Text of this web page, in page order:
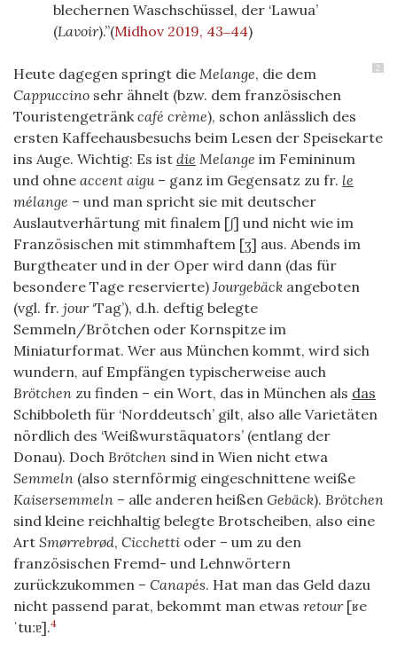
blechernen Waschschüssel, der ‘Lawua’
(Lavoir). (Midhov 2019, 43‒44)
2
Heute dagegen springt die Melange, die dem
Cappuccino sehr ähnelt (bzw. dem französischen
Touristengetränkcafé crème), schon anlässlich des
ersten Kaffeehausbesuchs beim Lesen der Speisekarte
ins Auge. Wichtig: Es ist die Melange im Femininum
und ohne accent aigu– ganz im Gegensatz zu fr. le
mélange – und man spricht sie mit deutscher
Auslautverhärtung mit finalem [ʃ] und nicht wie im
Französischen mit stimmhaftem [ʒ] aus. Abends im
Burgtheater und in der Oper wird dann (das für
besondere Tage reservierte) Jourgebäck angeboten
(vgl. fr. jour‘Tag’), d.h. deftig belegte
Semmeln/Brötchen oder Kornspitze im
Miniaturformat. Wer aus München kommt, wird sich
wundern, auf Empfängen typischerweise auch
Brötchen zu finden – ein Wort, das in München als das
Schibboleth für ‘Norddeutsch’ gilt, also alle Varietäten
nördlich des ‘Weißwurstäquators’ (entlang der
Donau). Doch Brötchen sind in Wien nicht etwa
Semmeln (also sternförmig eingeschnittene weiße
Kaisersemmeln – alle anderen heißen Gebäck). Brötchen
sind kleine reichhaltig belegte Brotscheiben, also eine
Art Smørrebrød, Cicchetti oder – um zu den
französischen Fremd- und Lehnwörtern
zurückzukommen – Canapés. Hat man das Geld dazu
nicht passend parat, bekommt man etwas retour [ʁe
ˈtuːɐ].4